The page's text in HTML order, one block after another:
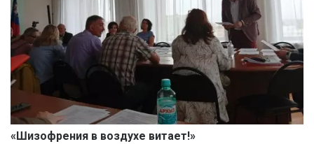
«Шизофрения в воздухе витает!»